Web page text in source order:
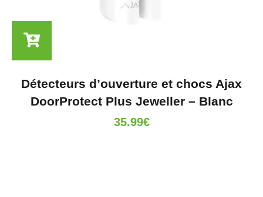
Détecteurs d’ouverture et chocs Ajax
DoorProtect Plus Jeweller – Blanc
35.99€